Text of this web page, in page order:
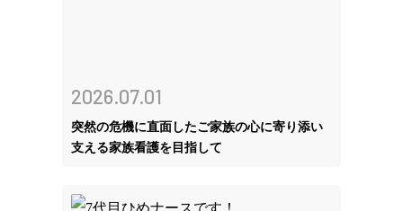
2026.07.01
突然の危機に直面したご家族の心に寄り添い
支える家族看護を目指して